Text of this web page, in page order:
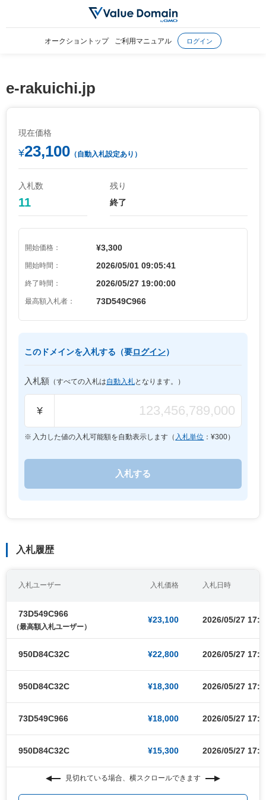
オークショントップ ご利用マニュアル ログイン
e-rakuichi.jp
現在価格
¥23,100 （自動入札設定あり）
入札数
11
残り
終了
開始価格： ¥3,300
開始時間： 2026/05/01 09:05:41
終了時間： 2026/05/27 19:00:00
最高額入札者： 73D549C966
このドメインを入札する（要ログイン）
入札額 （すべての入札は自動入札となります。）
¥
入力した値の入札可能額を自動表示します（ 入札単位 ：¥300）
入札履歴
入札ユーザー 入札価格 入札日時
73D549C966
（最高額入札ユーザー）
¥23,100 2026/05/27
950D84C32C ¥22,800 2026/05/27
950D84C32C ¥18,300 2026/05/27
73D549C966 ¥18,000 2026/05/27
950D84C32C ¥15,300 2026/05/27
見切れている場合、横スクロールできます